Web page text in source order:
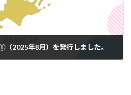
2025年8月）を発行しました。